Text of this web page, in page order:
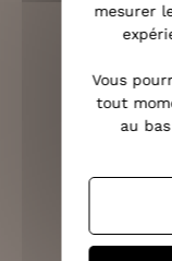
mesurer
Vous
tout
au